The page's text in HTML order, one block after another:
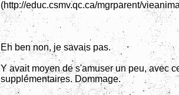
(http://educ.csmv.qc.ca/mgrparent/
Eh ben non, je savais pas.
Y avait moyen de s'amuser un peu, avec
supplémentaires. Dommage.